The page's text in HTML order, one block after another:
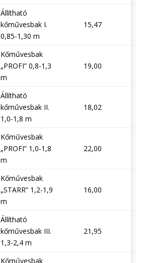
Állítható
kőművesbak I.
0,85-1,30 m
15,47
Kőművesbak
„PROFI” 0,8-1,3
m
19,00
Állítható
kőművesbak II.
1,0-1,8 m
18,02
Kőművesbak
„PROFI” 1,0-1,8
m
22,00
Kőművesbak
„STARR” 1,2-1,9
m
16,00
Állítható
kőművesbak III.
1,3-2,4 m
21,95
Kőművesbak